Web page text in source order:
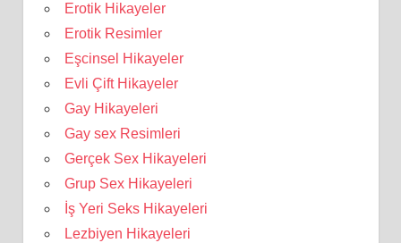
Erotik Hikayeler
Erotik Resimler
Eşcinsel Hikayeler
Evli Çift Hikayeler
Gay Hikayeleri
Gay sex Resimleri
Gerçek Sex Hikayeleri
Grup Sex Hikayeleri
İş Yeri Seks Hikayeleri
Lezbiyen Hikayeleri